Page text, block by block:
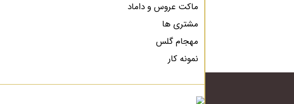
ماکت عروس و داماد
مشتری ها
مهجام گلس
نمونه کار